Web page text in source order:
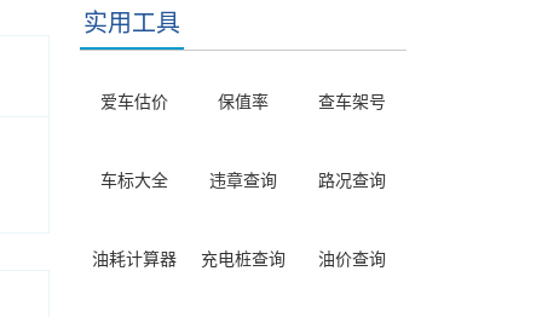
实用工具
爱车估价 保值率 查车架号
车标大全 违章查询 路况查询
油耗计算器 充电桩查询 油价查询